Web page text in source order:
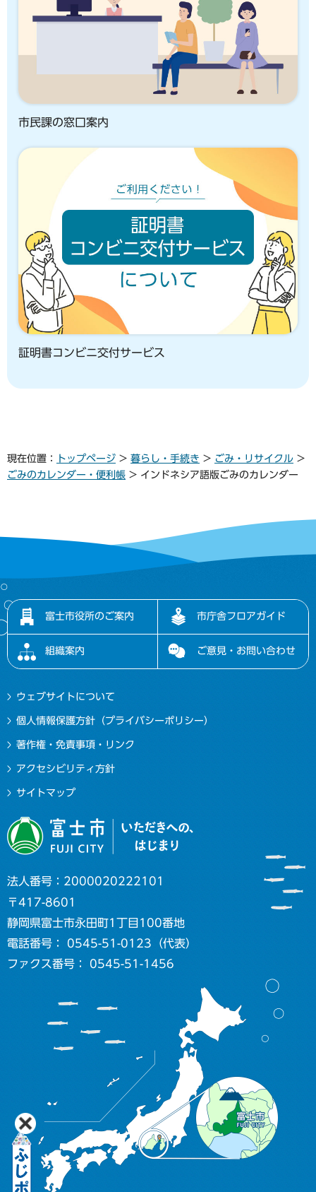
市民課の窓口案内
証明書コンビニ交付サービス
現在位置： トップページ > 暮らし・手続き > ごみ・リサイクル >
ごみのカレンダー・便利帳 > インドネシア語版ごみのカレンダー
富士市役所のご案内 市庁舎フロアガイド
組織案内 ご意見・お問い合わせ
ウェブサイトについて
個人情報保護方針（プライバシーポリシー）
著作権・免責事項・リンク
アクセシビリティ方針
サイトマップ
法人番号：2000020222101
〒417-8601
静岡県富士市永田町1丁目100番地
電話番号： 0545-51-0123（代表）
ファクス番号： 0545-51-1456